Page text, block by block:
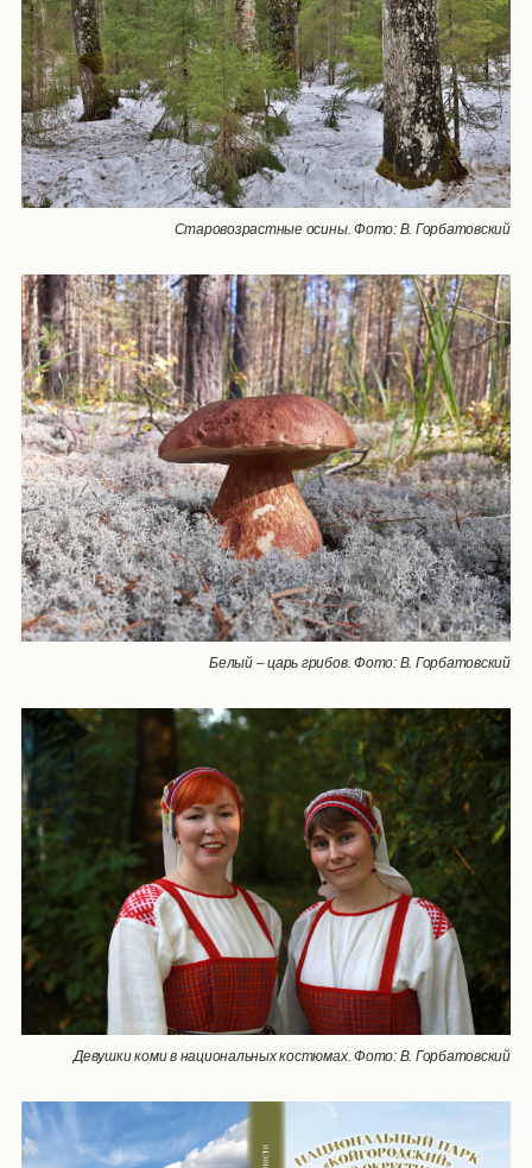
Старовозрастные осины. Фото: В. Горбатовский
Белый – царь грибов. Фото: В. Горбатовский
Девушки коми в национальных костюмах. Фото: В. Горбатовский